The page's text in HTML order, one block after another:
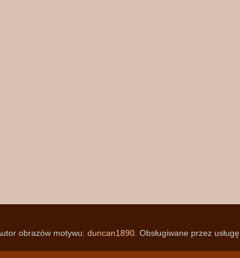
obrazów motywu: duncan1890. Obsługiwane przez usługę